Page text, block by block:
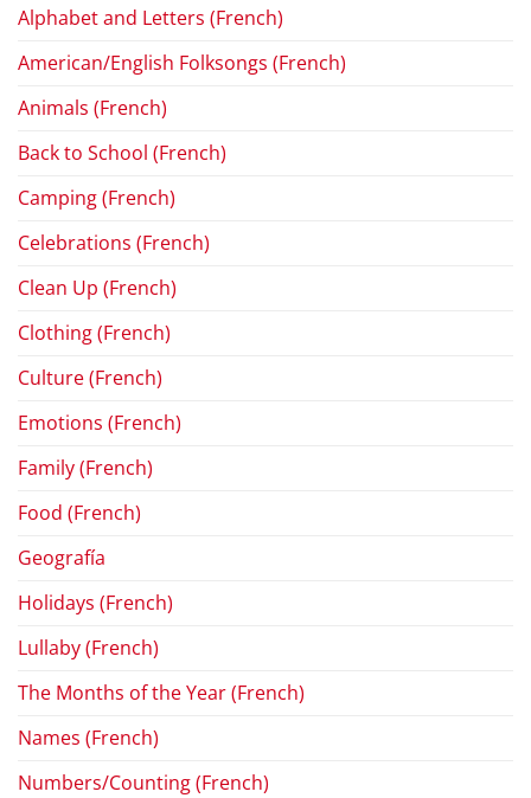
Alphabet and Letters (French)
American/English Folksongs (French)
Animals (French)
Back to School (French)
Camping (French)
Celebrations (French)
Clean Up (French)
Clothing (French)
Culture (French)
Emotions (French)
Family (French)
Food (French)
Geografía
Holidays (French)
Lullaby (French)
The Months of the Year (French)
Names (French)
Numbers/Counting (French)